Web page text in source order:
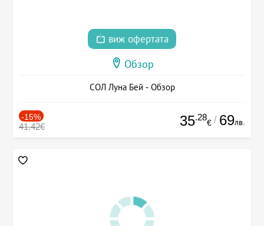
виж офертата
Обзор
СОЛ Луна Бей - Обзор
-15%
41.42€ 35.28
€ / 69лв.